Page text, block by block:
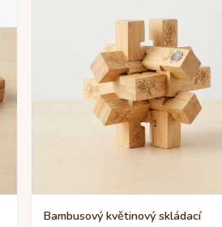
Bambusový květinový skládací